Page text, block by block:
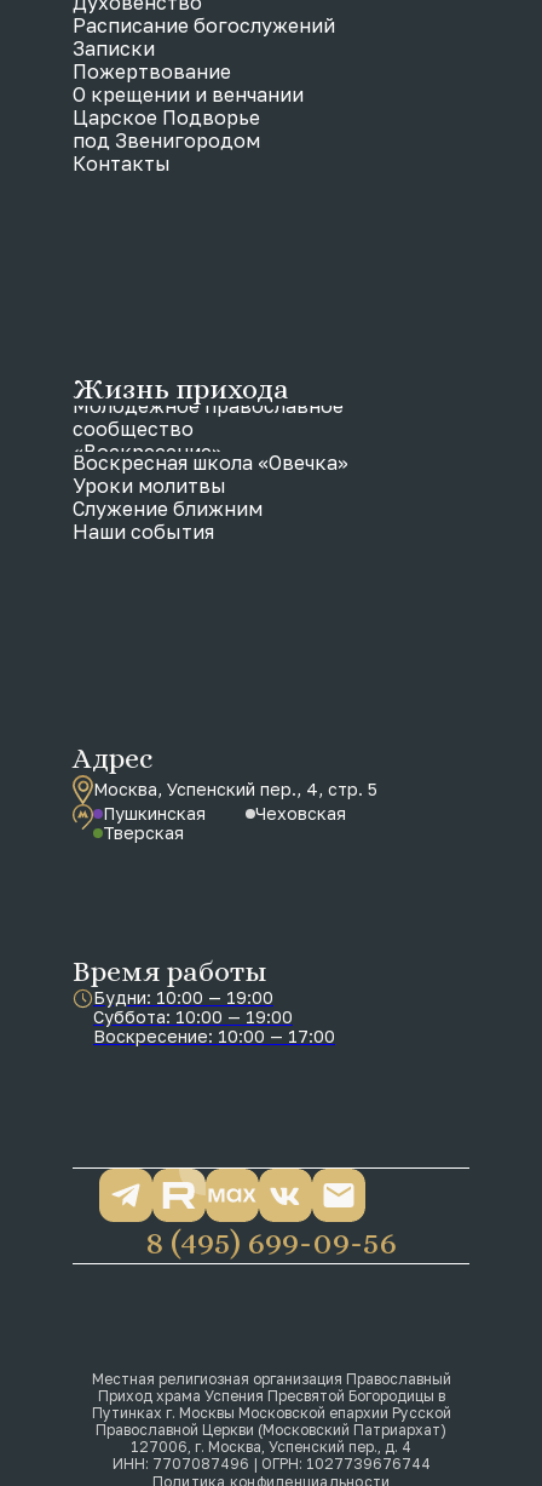
Местная религиозная организация Православный
Приход храма Успения Пресвятой Богородицы в
Путинках г. Москвы Московской епархии Русской
Православной Церкви (Московский Патриархат)
127006, г. Москва, Успенский пер., д. 4
ИНН: 7707087496 | ОГРН: 1027739676744
Политика конфиденциальности
8 (495) 699-09-56
Адрес
Москва, Успенский пер., 4, стр. 5
Пушкинская
Чеховская
Тверская
Время работы
Будни: 10:00 — 19:00
Суббота: 10:00 — 19:00
Воскресение: 10:00 — 17:00
Расписание богослужений
Записки
Пожертвование
О крещении и венчании
Царское Подворье
под Звенигородом
Контакты
Жизнь прихода
Молодежное православное
сообщество
«Воскресение»
Воскресная школа «Овечка»
Уроки молитвы
Служение ближним
Наши события